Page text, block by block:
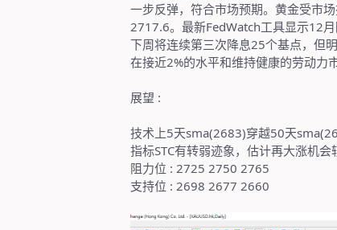
一步反弹，符合市场预期。黄金受市
2717.6。最新FedWatch工具显示12
下周将连续第三次降息25个基点，但
在接近2%的水平和维持健康的劳动力
展望 :
技术上5天sma(2683)穿越50天
指标STC有转弱迹象，估计再大涨机会
阻力位 : 2725 2750 2765
支持位 : 2698 2677 2660